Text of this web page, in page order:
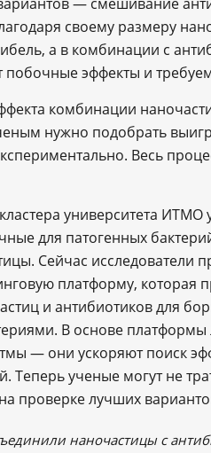
своему размеру
а в комбинации с
побочные эффекты и
комбинации
нужно подобрать
Весь
университета ИТМО
для патогенных
Сейчас исследователи
платформу, которая
и антибиотиков для
В основе
— они ускоряют поиск
Теперь ученые могут не
проверке лучших
наночастицы с